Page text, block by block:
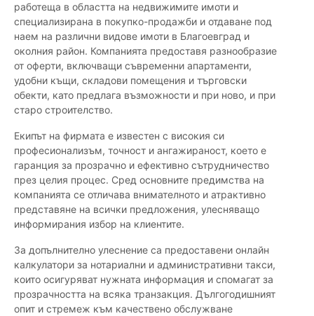
работеща в областта на недвижимите имоти и
специализирана в покупко-продажби и отдаване под
наем на различни видове имоти в Благоевград и
околния район. Компанията предоставя разнообразие
от оферти, включващи съвременни апартаменти,
удобни къщи, складови помещения и търговски
обекти, като предлага възможности и при ново, и при
старо строителство.
Екипът на фирмата е известен с високия си
професионализъм, точност и ангажираност, което е
гаранция за прозрачно и ефективно сътрудничество
през целия процес. Сред основните предимства на
компанията се отличава внимателното и атрактивно
представяне на всички предложения, улесняващо
информирания избор на клиентите.
За допълнително улеснение са предоставени онлайн
калкулатори за нотариални и административни такси,
които осигуряват нужната информация и спомагат за
прозрачността на всяка транзакция. Дългогодишният
опит и стремеж към качествено обслужване